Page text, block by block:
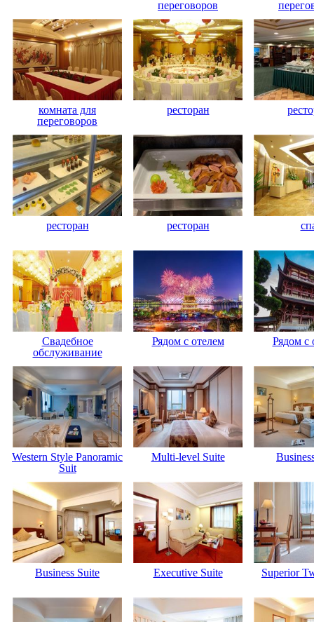
переговоров
комната для
переговоров
ресторан
ресторан ресторан
Свадебное
обслуживание
Рядом с отелем Рядом с
Western Style Panoramic
Suit
Multi-level Suite
Business Suite Executive Suite Superior